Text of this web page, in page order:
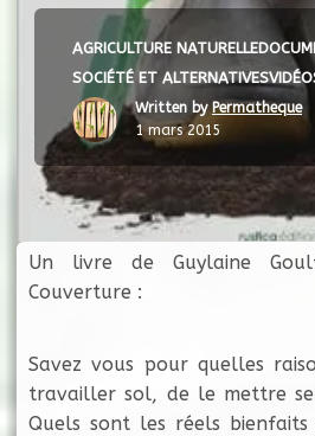
AGRICULTURE NATURELLE
SOCIÉTÉ ET ALTERNATIVES
Written by Permatheque
1 mars 2015
Un livre de Guylaine
Couverture :
Savez vous pour quelles
travailler sol, de le mettre
Quels sont les réels